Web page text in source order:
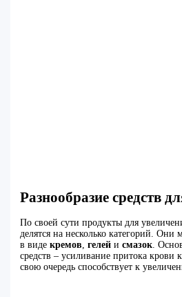
Разнообразие средств
По своей сути продукты для
делятся на несколько категорий. Они
в видекремов ,гелей исмазок .
средств – усиливание притока крови
свою очередь способствует к